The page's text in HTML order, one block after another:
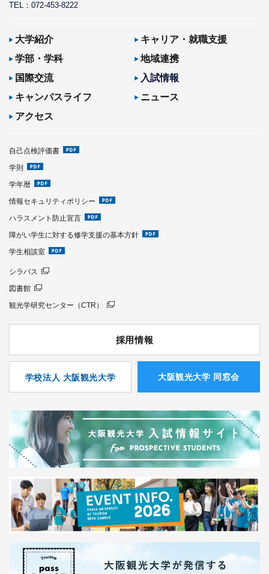
TEL：072-453-8222
大学紹介
キャリア・就職支援
学部・学科
地域連携
国際交流
入試情報
キャンパスライフ
ニュース
アクセス
自己点検評価書
学則
学年暦
情報セキュリティポリシー
ハラスメント防止宣言
障がい学生に対する修学支援の基本方針
学生相談室
シラバス
図書館
観光学研究センター（CTR）
採用情報
学校法人 大阪観光大学 ⼤阪観光⼤学 同窓会